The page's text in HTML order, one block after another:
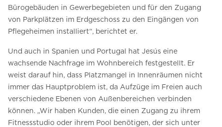
Bürogebäuden in Gewerbegebieten und für den Zugang
von Parkplätzen im Erdgeschoss zu den Eingängen von
Pflegeheimen installiert“, berichtet er.
Und auch in Spanien und Portugal hat Jesús eine
wachsende Nachfrage im Wohnbereich festgestellt. Er
weist darauf hin, dass Platzmangel in Innenräumen nicht
immer das Hauptproblem ist, da Aufzüge im Freien auch
verschiedene Ebenen von Außenbereichen verbinden
können. „Wir haben Kunden, die einen Zugang zu ihrem
Fitnessstudio oder ihrem Pool benötigen, der sich unter